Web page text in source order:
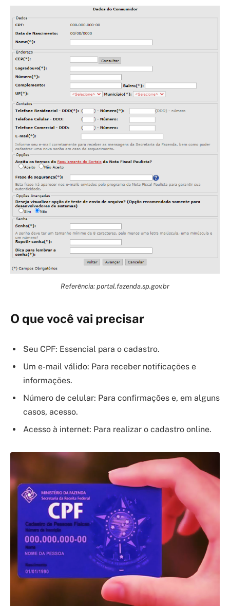
Referência: portal.fazenda.sp.gov.br
O que você vai precisar
Seu CPF: Essencial para o cadastro.
Um e-mail válido: Para receber notificações e
informações.
Número de celular: Para confirmações e, em alguns
casos, acesso.
Acesso à internet: Para realizar o cadastro online.